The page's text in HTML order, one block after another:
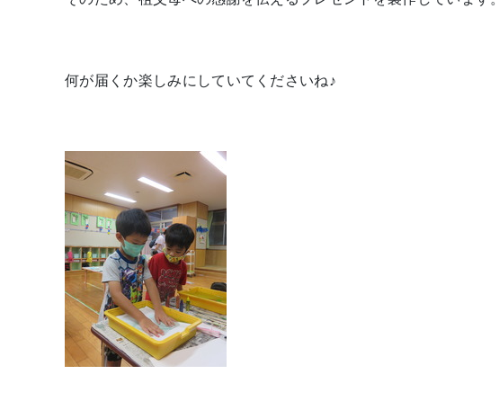
何が届くか楽しみにしていてくださいね♪